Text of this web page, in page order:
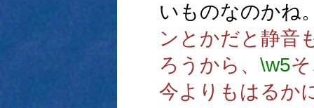
いものなのかね
ンとかだと静音
ろうから、 \w5
今よりもはるか